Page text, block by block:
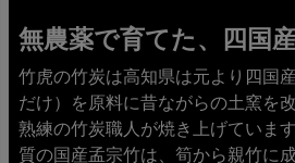
無農薬で育てた、四国
竹虎の竹炭は高知県は元より四国
だけ）を原料に昔ながらの土窯を
熟練の竹炭職人が焼き上げていま
質の国産孟宗竹は、筍から親竹に